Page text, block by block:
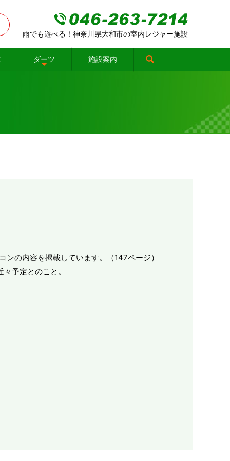
雨でも遊べる！神奈川県大和市の室内レジャー施設
ダーツ 施設案内
の内容を掲載しています。（147ページ）
予定とのこと。